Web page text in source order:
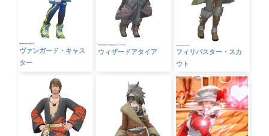
ヴァンガード・キャス
ター
ウィザードアタイア
フィリバスター・スカ
ウト